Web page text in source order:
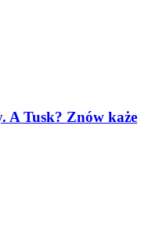
A Tusk? Znów każe